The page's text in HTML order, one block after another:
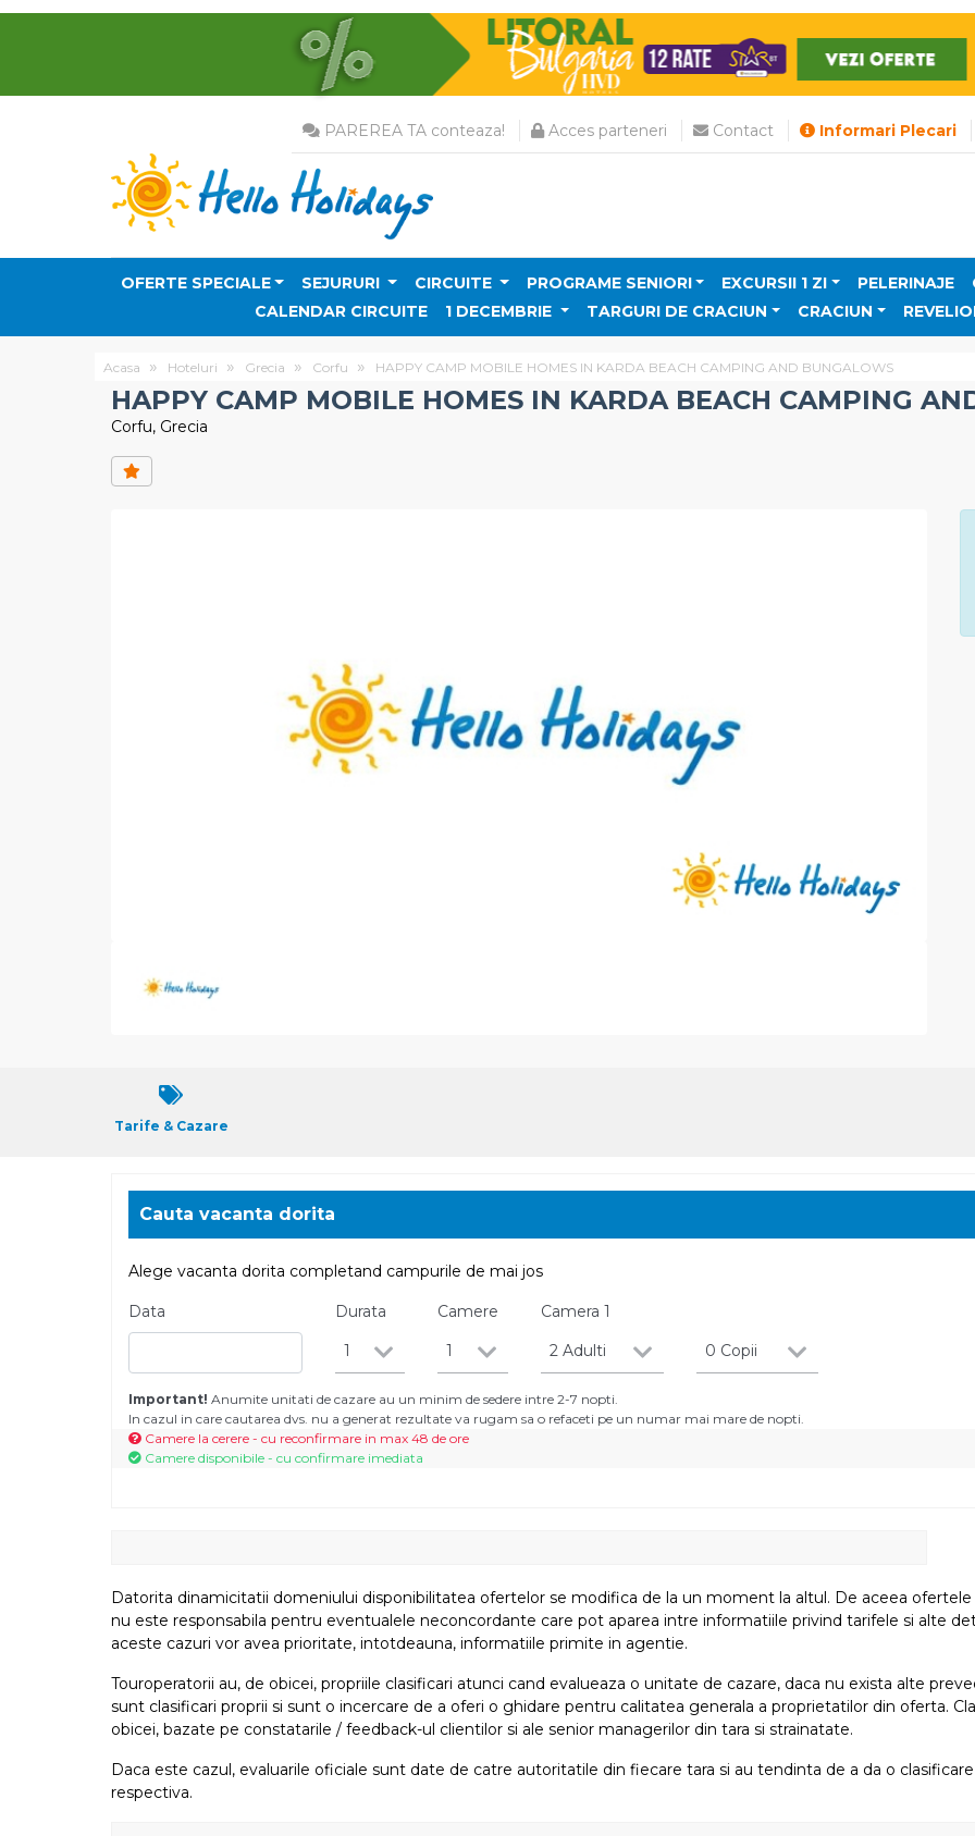
PAREREA TA conteaza! Acces parteneri Contact Informari Plecari
OFERTE SPECIALE SEJURURI CIRCUITE PROGRAME SENIORI EXCURSII 1 ZI PELERINAJE
CALENDAR CIRCUITE
1 DECEMBRIE TARGURI DE CRACIUN CRACIUN
Acasa Hoteluri Grecia Corfu HAPPY CAMP MOBILE HOMES IN KARDA BEACH CAMPING AND BUNGALOWS
HAPPY CAMP MOBILE HOMES IN KARDA BEACH CAMPING
Corfu, Grecia
Tarife & Cazare
Cauta vacanta dorita
Alege vacanta dorita completand campurile de mai jos
Data
Durata
1
Camere
1
Camera1
2 Adulti
0 Copii
Important! Anumite unitati de cazare au un minim de sedere intre 2-7 nopti.
In cazul in care cautarea dvs. nu a generat rezultate va rugam sa o refaceti pe un numar mai mare de nopti.
Camere la cerere - cu reconfirmare in max 48 de ore
Camere disponibile - cu confirmare imediata
Datorita dinamicitatii domeniului disponibilitatea ofertelor se modifica de la un moment la altul. De aceea
nu este responsabila pentru eventualele neconcordante care pot aparea intre informatiile privind tarifele si alte
aceste cazuri vor avea prioritate, intotdeauna, informatiile primite in agentie.
Touroperatorii au, de obicei, propriile clasificari atunci cand evalueaza o unitate de cazare, daca nu exista alte
sunt clasificari proprii si sunt o incercare de a oferi o ghidare pentru calitatea generala a proprietatilor din oferta.
obicei, bazate pe constatarile / feedback-ul clientilor si ale senior managerilor din tara si strainatate.
Daca este cazul, evaluarile oficiale sunt date de catre autoritatile din fiecare tara si au tendinta de a da o
respectiva.